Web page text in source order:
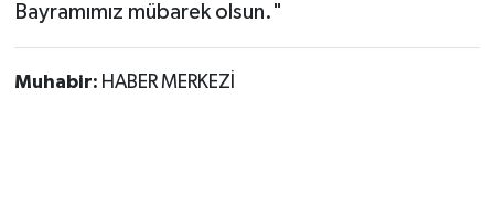
Bayramımız mübarek olsun."
Muhabir: HABER MERKEZİ